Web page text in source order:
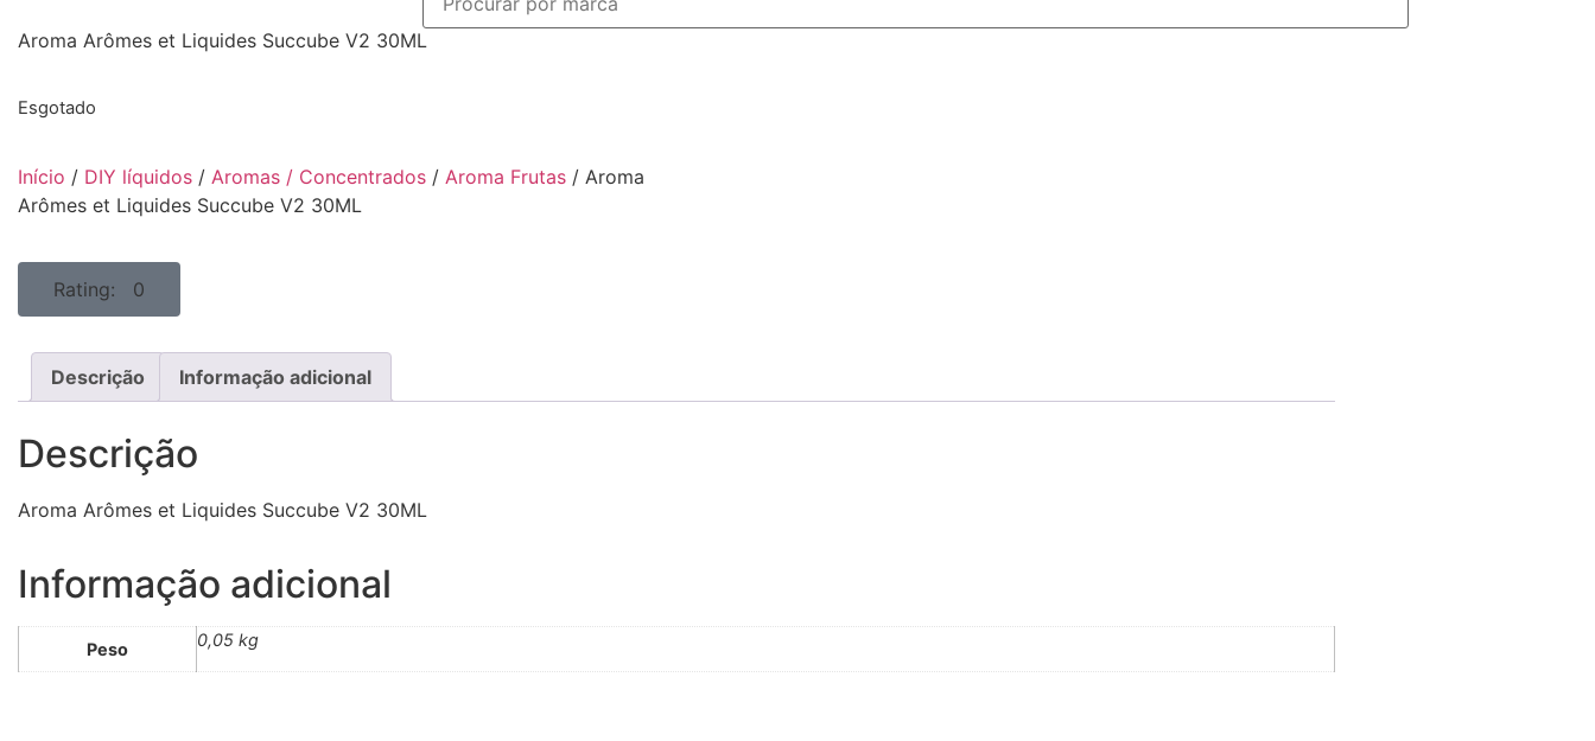
Aroma Arômes et Liquides Succube V2 30ML
Esgotado
Início / DIY líquidos / Aromas / Concentrados / Aroma Frutas / Aroma
Arômes et Liquides Succube V2 30ML
Rating: 0
Descrição Informação adicional
Descrição
Aroma Arômes et Liquides Succube V2 30ML
Informação adicional
Peso 0,05 kg